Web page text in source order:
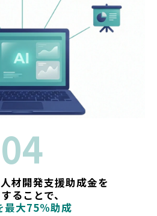
04
材開発支援助成金を
ることで、
最大75%助成